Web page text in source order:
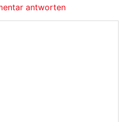
antworten